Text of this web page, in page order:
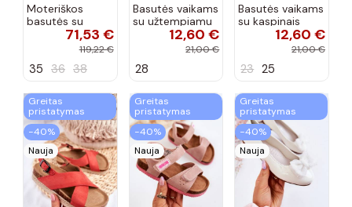
Moteriškos
basutės su
aukso spalvos
kulniukais Laura
spalvos
71,53 €
119,22 €
35 36 38
Basutės vaikams
su užtempiamu
užsegimu
rožinės spalvos
12,60 €
21,00 €
28
Basutės vaikams
su kaspinais
aukso spalvos
12,60 €
21,00 €
23 25
Greitas
pristatymas
−40%
Nauja
Greitas
pristatymas
−40%
Nauja
Greitas
pristatymas
−40%
Nauja